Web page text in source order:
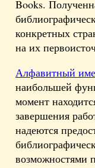
Books.
конкретных
на их
Алфавитный
наибольшей
момент
завершения
надеются
возможностями